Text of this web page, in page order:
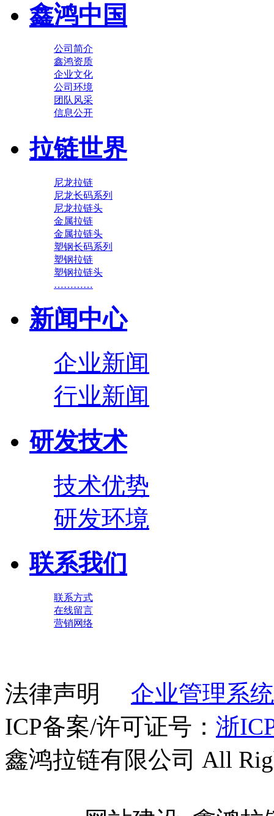
鑫鸿中国
公司简介
鑫鸿资质
企业文化
公司环境
团队风采
信息公开
拉链世界
尼龙拉链
尼龙长码系列
尼龙拉链头
金属拉链
金属拉链头
塑钢长码系列
塑钢拉链
塑钢拉链头
…………
新闻中心
企业新闻
行业新闻
研发技术
技术优势
研发环境
联系我们
联系方式
在线留言
营销网络
法律声明 企业管理系
ICP备案/许可证号： 浙
鑫鸿拉链有限公司 All